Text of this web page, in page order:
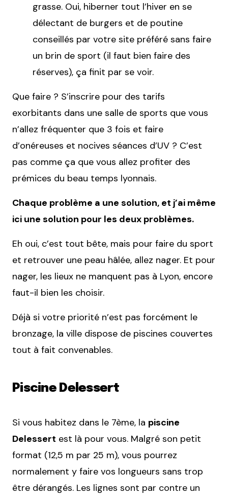
grasse. Oui, hiberner tout l’hiver en se
délectant de burgers et de poutine
conseillés par votre site préféré sans faire
un brin de sport (il faut bien faire des
réserves), ça finit par se voir.
Que faire ? S’inscrire pour des tarifs
exorbitants dans une salle de sports que vous
n’allez fréquenter que 3 fois et faire
d’onéreuses et nocives séances d’UV ? C’est
pas comme ça que vous allez profiter des
prémices du beau temps lyonnais.
Chaque problème a une solution, et j’ai même
ici une solution pour les deux problèmes.
Eh oui, c’est tout bête, mais pour faire du sport
et retrouver une peau hâlée, allez nager. Et pour
nager, les lieux ne manquent pas à Lyon, encore
faut-il bien les choisir.
Déjà si votre priorité n’est pas forcément le
bronzage, la ville dispose de piscines couvertes
tout à fait convenables.
Piscine Delessert
Si vous habitez dans le 7ème, la piscine
Delessert est là pour vous. Malgré son petit
format (12,5 m par 25 m), vous pourrez
normalement y faire vos longueurs sans trop
être dérangés. Les lignes sont par contre un